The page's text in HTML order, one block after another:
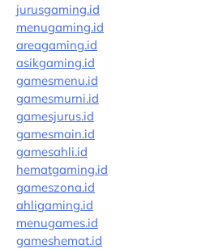
jurusgaming.id
menugaming.id
areagaming.id
asikgaming.id
gamesmenu.id
gamesmurni.id
gamesjurus.id
gamesmain.id
gamesahli.id
hematgaming.id
gameszona.id
ahligaming.id
menugames.id
gameshemat.id